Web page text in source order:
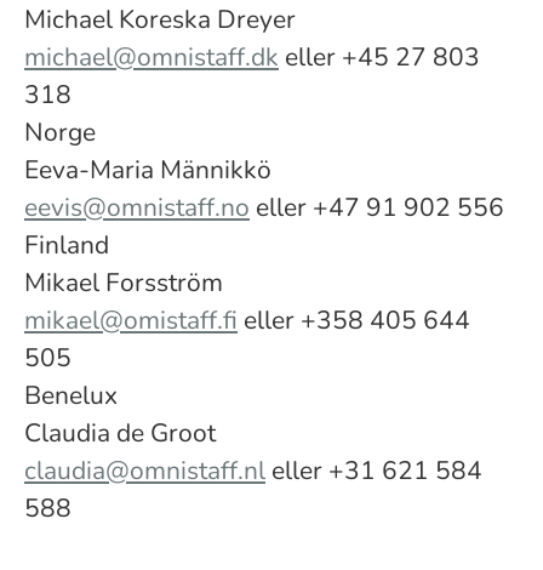
Michael Koreska Dreyer
michael@omnistaff.dk eller +45 27 803
318
Norge
Eeva-Maria Männikkö
eevis@omnistaff.no eller +47 91 902 556
Finland
Mikael Forsström
mikael@omistaff.fi eller +358 405 644
505
Benelux
Claudia de Groot
claudia@omnistaff.nl eller +31 621 584
588